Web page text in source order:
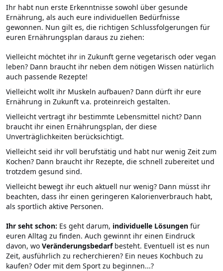
Ihr habt nun erste Erkenntnisse sowohl über gesunde
Ernährung, als auch eure individuellen Bedürfnisse
gewonnen. Nun gilt es, die richtigen Schlussfolgerungen für
euren Ernährungsplan daraus zu ziehen:
Vielleicht möchtet ihr in Zukunft gerne vegetarisch oder vegan
leben? Dann braucht ihr neben dem nötigen Wissen natürlich
auch passende Rezepte!
Vielleicht wollt ihr Muskeln aufbauen? Dann dürft ihr eure
Ernährung in Zukunft v.a. proteinreich gestalten.
Vielleicht vertragt ihr bestimmte Lebensmittel nicht? Dann
braucht ihr einen Ernährungsplan, der diese
Unverträglichkeiten berücksichtigt.
Vielleicht seid ihr voll berufstätig und habt nur wenig Zeit zum
Kochen? Dann braucht ihr Rezepte, die schnell zubereitet und
trotzdem gesund sind.
Vielleicht bewegt ihr euch aktuell nur wenig? Dann müsst ihr
beachten, dass ihr einen geringeren Kalorienverbrauch habt,
als sportlich aktive Personen.
Ihr seht schon: Es geht darum, individuelle Lösungen für
euren Alltag zu finden. Auch gewinnt ihr einen Eindruck
davon, wo Veränderungsbedarf besteht. Eventuell ist es nun
Zeit, ausführlich zu recherchieren? Ein neues Kochbuch zu
kaufen? Oder mit dem Sport zu beginnen...?